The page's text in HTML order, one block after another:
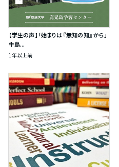
【学生の声】「始まりは 『無知の知』 から」
牛島...
1年以上前